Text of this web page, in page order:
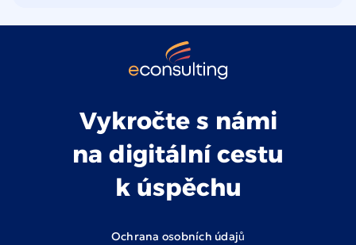
Vykročte s námi
na digitální cestu
k úspěchu
Ochrana osobních údajů